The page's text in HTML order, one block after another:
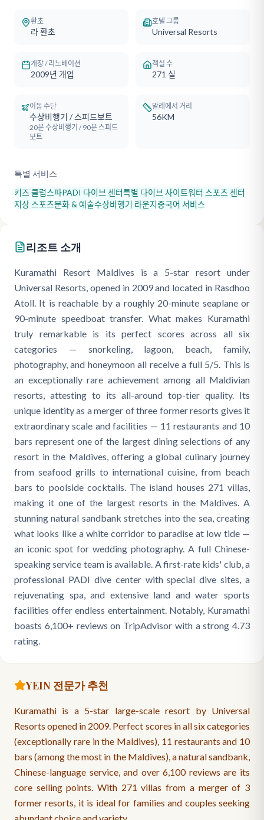
환초
라 환초
호텔 그룹
Universal Resorts
개장 / 리노베이션
2009년 개업
객실 수
271 실
이동 수단
수상비행기 / 스피드보트
20분 수상비행기 / 90분 스피드
보트
말레에서 거리
56KM
특별 서비스
키즈 클럽스파PADI 다이브 센터특별 다이브 사이트워터 스포츠 센터
지상 스포츠문화 & 예술수상비행기 라운지중국어 서비스
리조트 소개
Kuramathi Resort Maldives is a 5-star resort under
Universal Resorts, opened in 2009 and located in Rasdhoo
Atoll. It is reachable by a roughly 20-minute seaplane or
90-minute speedboat transfer. What makes Kuramathi
truly remarkable is its perfect scores across all six
categories — snorkeling, lagoon, beach, family,
photography, and honeymoon all receive a full 5/5. This is
an exceptionally rare achievement among all Maldivian
resorts, attesting to its all-around top-tier quality. Its
unique identity as a merger of three former resorts gives it
extraordinary scale and facilities — 11 restaurants and 10
bars represent one of the largest dining selections of any
resort in the Maldives, offering a global culinary journey
from seafood grills to international cuisine, from beach
bars to poolside cocktails. The island houses 271 villas,
making it one of the largest resorts in the Maldives. A
stunning natural sandbank stretches into the sea, creating
what looks like a white corridor to paradise at low tide —
an iconic spot for wedding photography. A full Chinese-
speaking service team is available. A first-rate kids' club, a
professional PADI dive center with special dive sites, a
rejuvenating spa, and extensive land and water sports
facilities offer endless entertainment. Notably, Kuramathi
boasts 6,100+ reviews on TripAdvisor with a strong 4.73
rating.
YEIN 전문가 추천
Kuramathi is a 5-star large-scale resort by Universal
Resorts opened in 2009. Perfect scores in all six categories
(exceptionally rare in the Maldives), 11 restaurants and 10
bars (among the most in the Maldives), a natural sandbank,
Chinese-language service, and over 6,100 reviews are its
core selling points. With 271 villas from a merger of 3
former resorts, it is ideal for families and couples seeking